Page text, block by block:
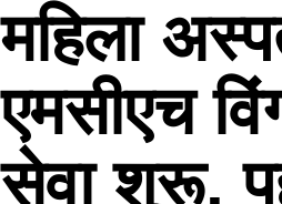
महिला
एमसीएच
सेवा शुरू,